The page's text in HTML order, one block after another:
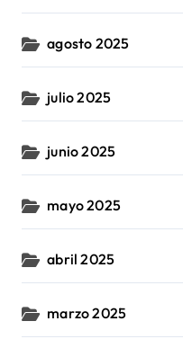
agosto 2025
julio 2025
junio 2025
mayo 2025
abril 2025
marzo 2025